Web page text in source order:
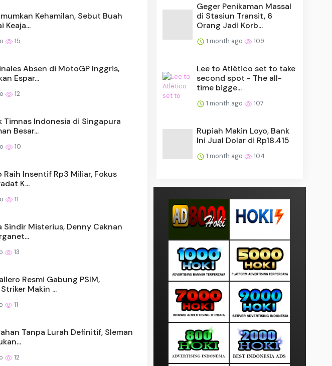
Kehamilan, Sebut Buah
Keaja...
15
Absen di MotoGP Inggris,
Espar...
12
Timnas Indonesia di Singapura
Besar...
10
Insentif Rp3 Miliar, Fokus
K...
11
Sindir Misterius, Denny Caknan
13
Resmi Gabung PSIM,
Makin ...
11
Tanpa Lurah Definitif, Sleman
12
Geger Penikaman Massal
di Stasiun Transit, 6
Orang Jadi Korb...
1 month ago 109
Lee to Atlético set to take
second spot - The all-
time bigge...
1 month ago 107
Rupiah Makin Loyo, Bank
Ini Jual Dolar di Rp18.415
1 month ago 104